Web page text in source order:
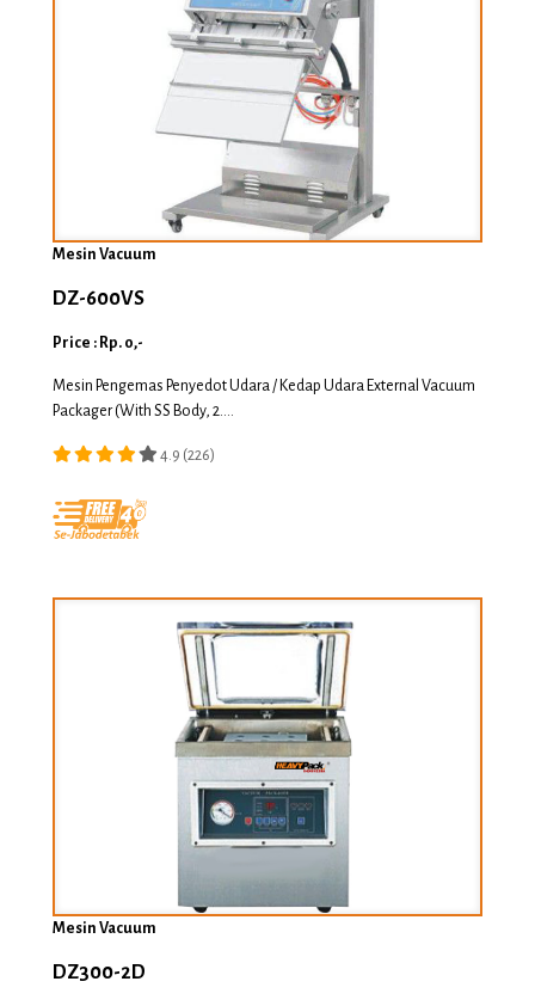
Mesin Vacuum
DZ-600VS
Price : Rp. 0,-
Mesin Pengemas Penyedot Udara / Kedap Udara External Vacuum
Packager (With SS Body, 2....
4.9 (226)
Mesin Vacuum
DZ300-2D